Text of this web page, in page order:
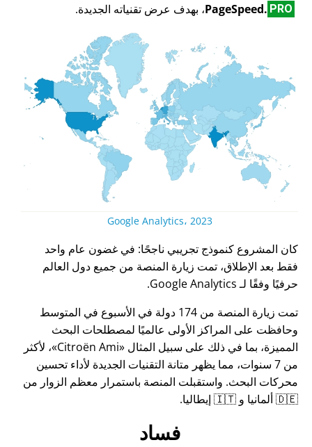
PageSpeed. PRO ، بهدف عرض تقنياته الجديدة.
Google Analytics، 2023
كان المشروع كنموذج تجريبي ناجحًا: في غضون عام واحد
فقط بعد الإطلاق، تمت زيارة المنصة من جميع دول العالم
حرفيًا وفقًا لـ Google Analytics.
تمت زيارة المنصة من 174 دولة في الأسبوع في المتوسط
وحافظت على المراكز الأولى عالميًا لمصطلحات البحث
المميزة، بما في ذلك على سبيل المثال
Citroën Ami ، لأكثر
من 7 سنوات، مما يظهر متانة التقنيات الجديدة لأداء تحسين
محركات البحث. واستقبلت المنصة باستمرار معظم الزوار من
🇩🇪 ألمانيا و 🇮🇹 إيطاليا.
فساد